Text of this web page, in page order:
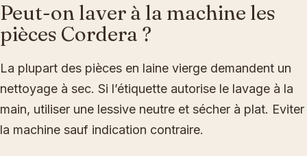
Peut-on laver à la machine les
pièces Cordera ?
La plupart des pièces en laine vierge demandent un
nettoyage à sec. Si l’étiquette autorise le lavage à la
main, utiliser une lessive neutre et sécher à plat. Eviter
la machine sauf indication contraire.